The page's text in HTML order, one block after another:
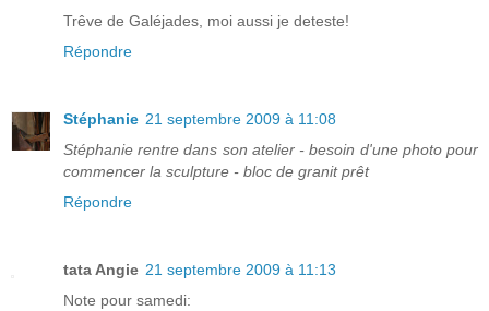
Trêve de Galéjades, moi aussi je deteste!
Répondre
Stéphanie 21 septembre 2009 à 11:08
Stéphanie rentre dans son atelier - besoin d'une photo pour
commencer la sculpture - bloc de granit prêt
Répondre
tata Angie 21 septembre 2009 à 11:13
Note pour samedi: